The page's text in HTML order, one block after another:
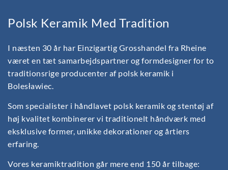
Polsk Keramik Med Tradition
I næsten 30 år har Einzigartig Grosshandel fra Rheine
været en tæt samarbejdspartner og formdesigner for to
traditionsrige producenter af polsk keramik i
Bolesławiec.
Som specialister i håndlavet polsk keramik og stentøj af
høj kvalitet kombinerer vi traditionelt håndværk med
eksklusive former, unikke dekorationer og årtiers
erfaring.
Vores keramiktradition går mere end 150 år tilbage: